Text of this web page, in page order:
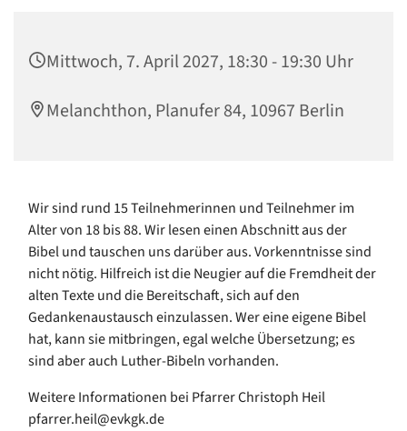
Mittwoch, 7. April 2027, 18:30 - 19:30 Uhr
Melanchthon, Planufer 84, 10967 Berlin
Wir sind rund 15 Teilnehmerinnen und Teilnehmer im
Alter von 18 bis 88. Wir lesen einen Abschnitt aus der
Bibel und tauschen uns darüber aus. Vorkenntnisse sind
nicht nötig. Hilfreich ist die Neugier auf die Fremdheit der
alten Texte und die Bereitschaft, sich auf den
Gedankenaustausch einzulassen. Wer eine eigene Bibel
hat, kann sie mitbringen, egal welche Übersetzung; es
sind aber auch Luther-Bibeln vorhanden.
Weitere Informationen bei Pfarrer Christoph Heil
pfarrer.heil@evkgk.de